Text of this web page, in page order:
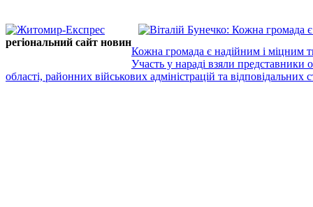
регіональний сайт новин
Кожна громада є надійним і міцним
Участь у нараді взяли представники
області, районних військових адміністрацій та відповідальних